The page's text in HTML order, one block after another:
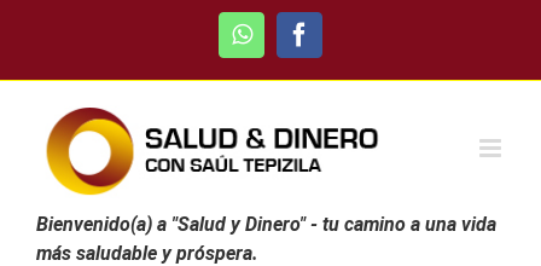
WhatsAppFacebook
Bienvenido(a) a "Salud y Dinero" - tu camino a una vida
más saludable y próspera.